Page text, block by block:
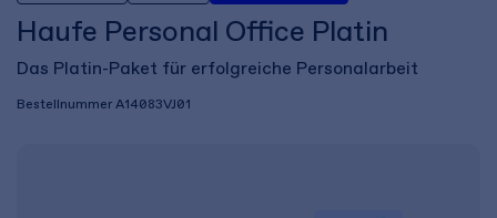
Haufe Personal Office Platin
Das Platin-Paket für erfolgreiche Personalarbeit
Bestellnummer A14083VJ01